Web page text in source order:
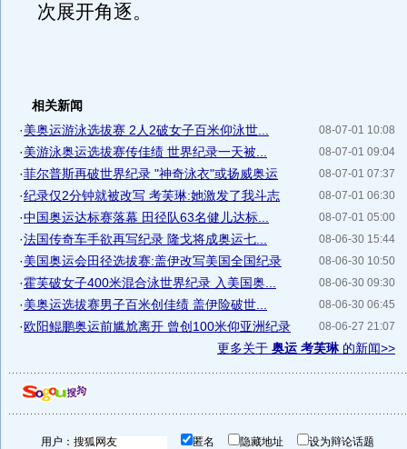
次展开角逐。
相关新闻
08-07-01 10:08
·美奥运游泳选拔赛 2人2破女子百米仰泳世...
08-07-01 09:04
·美游泳奥运选拔赛传佳绩 世界纪录一天被...
08-07-01 07:37
·菲尔普斯再破世界纪录 "神奇泳衣"或扬威奥运
08-07-01 06:30
·纪录仅2分钟就被改写 考芙琳:她激发了我斗志
08-07-01 05:00
·中国奥运达标赛落幕 田径队63名健儿达标...
08-06-30 15:44
·法国传奇车手欲再写纪录 隆戈将成奥运七...
08-06-30 10:50
·美国奥运会田径选拔赛:盖伊改写美国全国纪录
08-06-30 09:30
·霍芙破女子400米混合泳世界纪录 入美国奥...
08-06-30 06:45
·美奥运选拔赛男子百米创佳绩 盖伊险破世...
08-06-27 21:07
·欧阳鲲鹏奥运前尴尬离开 曾创100米仰亚洲纪录
更多关于 奥运 考芙琳的新闻>>
用户： 匿名 隐藏地址 设为辩论话题